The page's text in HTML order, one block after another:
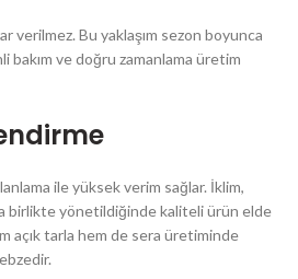
verilmez. Bu yaklaşım sezon boyunca
bakım ve doğru zamanlama üretim
ile yüksek verim sağlar. İklim,
birlikte yönetildiğinde kaliteli ürün elde
açık tarla hem de sera üretiminde